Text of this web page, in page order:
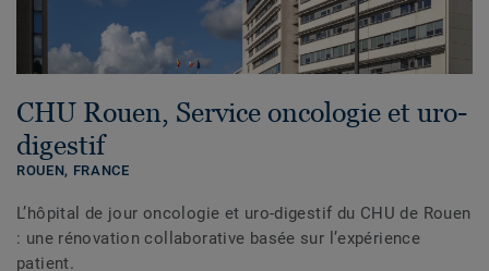
CHU Rouen, Service oncologie et uro-
digestif
ROUEN, FRANCE
L’hôpital de jour oncologie et uro-digestif du CHU de Rouen
: une rénovation collaborative basée sur l’expérience
patient.